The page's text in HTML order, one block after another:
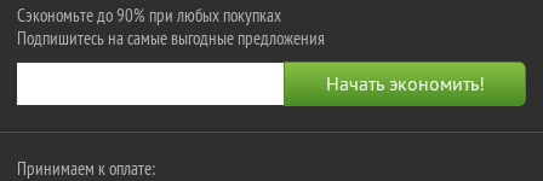
Сэкономьте до 90% при любых покупках
Подпишитесь на самые выгодные предложения
Принимаем к оплате: